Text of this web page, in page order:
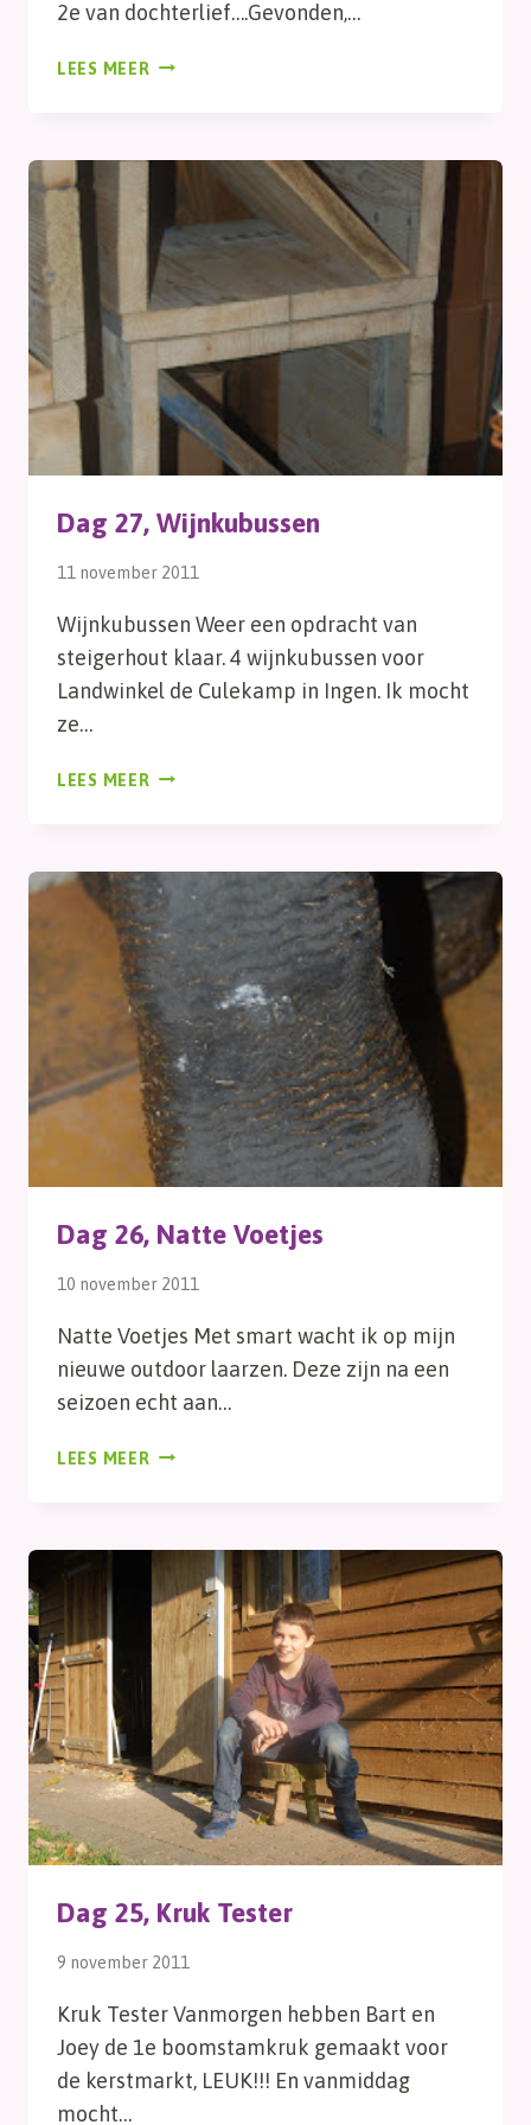
2e van dochterlief….Gevonden,…
LEES MEER DAG
Dag 27, Wijnkubussen
11 november 2011
Wijnkubussen Weer een opdracht van
steigerhout klaar. 4 wijnkubussen voor
Landwinkel de Culekamp in Ingen. Ik mocht
ze…
LEES MEER DAG
Dag 26, Natte Voetjes
10 november 2011
Natte Voetjes Met smart wacht ik op mijn
nieuwe outdoor laarzen. Deze zijn na een
seizoen echt aan…
LEES MEER DAG
Dag 25, Kruk Tester
9 november 2011
Kruk Tester Vanmorgen hebben Bart en
Joey de 1e boomstamkruk gemaakt voor
de kerstmarkt, LEUK!!! En vanmiddag
mocht…